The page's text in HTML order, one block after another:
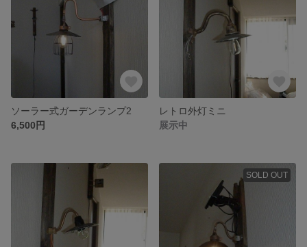
ソーラー式ガーデンランプ2
6,500円
レトロ外灯ミニ
展示中
SOLD OUT